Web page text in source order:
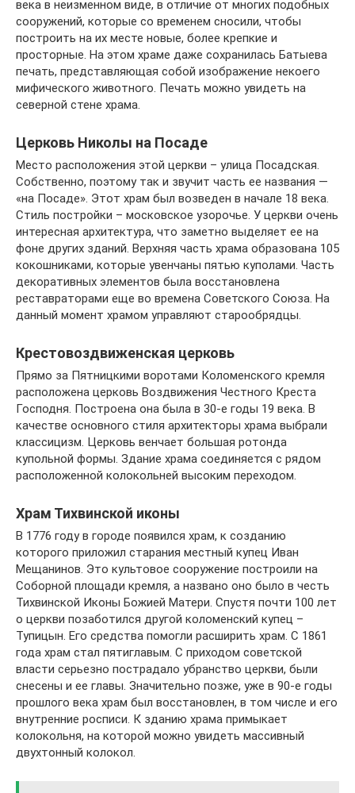
века в неизменном виде, в отличие от многих подобных
сооружений, которые со временем сносили, чтобы
построить на их месте новые, более крепкие и
просторные. На этом храме даже сохранилась Батыева
печать, представляющая собой изображение некоего
мифического животного. Печать можно увидеть на
северной стене храма.
Церковь Николы на Посаде
Место расположения этой церкви – улица Посадская.
Собственно, поэтому так и звучит часть ее названия —
«на Посаде». Этот храм был возведен в начале 18 века.
Стиль постройки – московское узорочье. У церкви очень
интересная архитектура, что заметно выделяет ее на
фоне других зданий. Верхняя часть храма образована 105
кокошниками, которые увенчаны пятью куполами. Часть
декоративных элементов была восстановлена
реставраторами еще во времена Советского Союза. На
данный момент храмом управляют старообрядцы.
Крестовоздвиженская церковь
Прямо за Пятницкими воротами Коломенского кремля
расположена церковь Воздвижения Честного Креста
Господня. Построена она была в 30-е годы 19 века. В
качестве основного стиля архитекторы храма выбрали
классицизм. Церковь венчает большая ротонда
купольной формы. Здание храма соединяется с рядом
расположенной колокольней высоким переходом.
Храм Тихвинской иконы
В 1776 году в городе появился храм, к созданию
которого приложил старания местный купец Иван
Мещанинов. Это культовое сооружение построили на
Соборной площади кремля, а названо оно было в честь
Тихвинской Иконы Божией Матери. Спустя почти 100 лет
о церкви позаботился другой коломенский купец –
Тупицын. Его средства помогли расширить храм. С 1861
года храм стал пятиглавым. С приходом советской
власти серьезно пострадало убранство церкви, были
снесены и ее главы. Значительно позже, уже в 90-е годы
прошлого века храм был восстановлен, в том числе и его
внутренние росписи. К зданию храма примыкает
колокольня, на которой можно увидеть массивный
двухтонный колокол.